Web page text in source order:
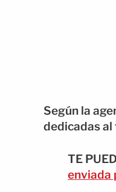
Según la
dedicadas al
TE
enviada